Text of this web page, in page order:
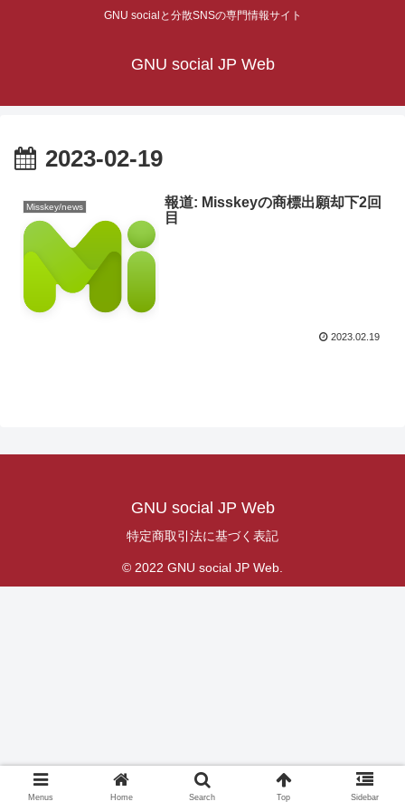
GNU socialと分散SNSの専門情報サイト
GNU social JP Web
2023-02-19
Misskey/news
報道: Misskeyの商標出願却下2回
目
2023.02.19
GNU social JP Web
特定商取引法に基づく表記
© 2022 GNU social JP Web.
Menus Home Search Top Sidebar